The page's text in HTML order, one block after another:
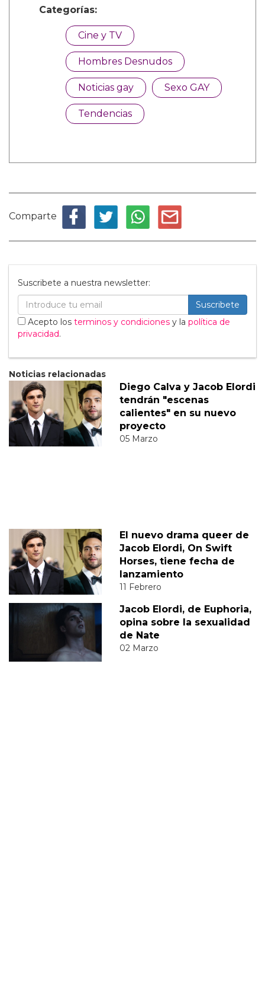
Categorías:
Cine y TV
Hombres Desnudos
Noticias gay Sexo GAY
Tendencias
Comparte
Suscribete a nuestra newsletter:
Suscribete
Acepto los terminos y condiciones y la política de
privacidad.
Noticias relacionadas
Diego Calva y Jacob Elordi
tendrán "escenas
calientes" en su nuevo
proyecto
05 Marzo
El nuevo drama queer de
Jacob Elordi, On Swift
Horses, tiene fecha de
lanzamiento
11 Febrero
Jacob Elordi, de Euphoria,
opina sobre la sexualidad
de Nate
02 Marzo